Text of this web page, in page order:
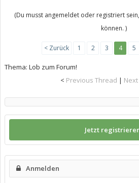
(Du musst angemeldet oder registriert
können. )
< Zurück 1 2 3 4 5
Thema: Lob zum Forum!
< Previous Thread |
Jetzt
Anmelden